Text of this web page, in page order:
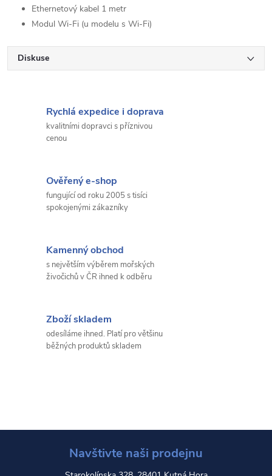
Ethernetový kabel 1 metr
Modul Wi-Fi (u modelu s Wi-Fi)
Diskuse
Rychlá expedice i doprava
kvalitními dopravci s příznivou
cenou
Ověřený e-shop
fungující od roku 2005 s tisíci
spokojenými zákazníky
Kamenný obchod
s největším výběrem mořských
živočichů v ČR ihned k odběru
Zboží skladem
odesíláme ihned. Platí pro většinu
běžných produktů skladem
Navštivte naši prodejnu